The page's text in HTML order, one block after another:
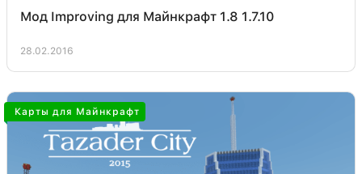
Мод Improving для Майнкрафт 1.8 1.7.10
28.02.2016
Карты для Майнкрафт